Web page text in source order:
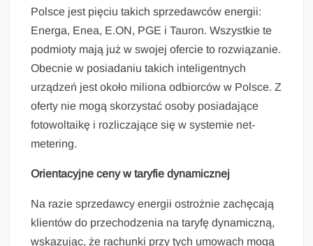
Polsce jest pięciu takich sprzedawców energii:
Energa, Enea, E.ON, PGE i Tauron. Wszystkie te
podmioty mają już w swojej ofercie to rozwiązanie.
Obecnie w posiadaniu takich inteligentnych
urządzeń jest około miliona odbiorców w Polsce. Z
oferty nie mogą skorzystać osoby posiadające
fotowoltaikę i rozliczające się w systemie net-
metering.
Orientacyjne ceny w taryfie dynamicznej
Na razie sprzedawcy energii ostrożnie zachęcają
klientów do przechodzenia na taryfę dynamiczną,
wskazując, że rachunki przy tych umowach mogą